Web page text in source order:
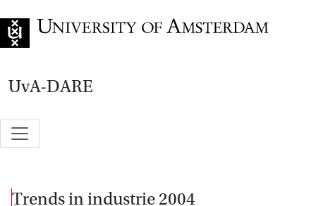
UvA-DARE
Trends in industrie 2004